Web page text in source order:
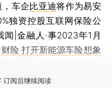
车企比亚迪将作为易安
独资控股互联网保险公
|金融人·事2023年1月
险 打开新能源车险想象
订阅后继续阅读